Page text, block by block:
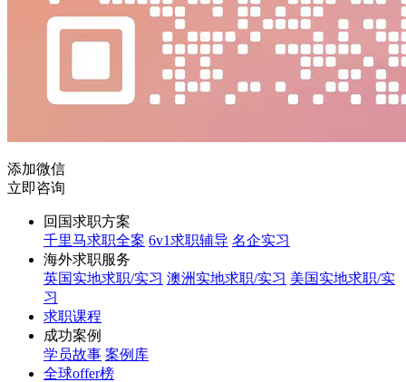
添加微信
立即咨询
回国求职方案
千里马求职全案 6v1求职辅导 名企实习
海外求职服务
英国实地求职/实习 澳洲实地求职/实习 美国实地求职/实
习
求职课程
成功案例
学员故事 案例库
全球offer榜